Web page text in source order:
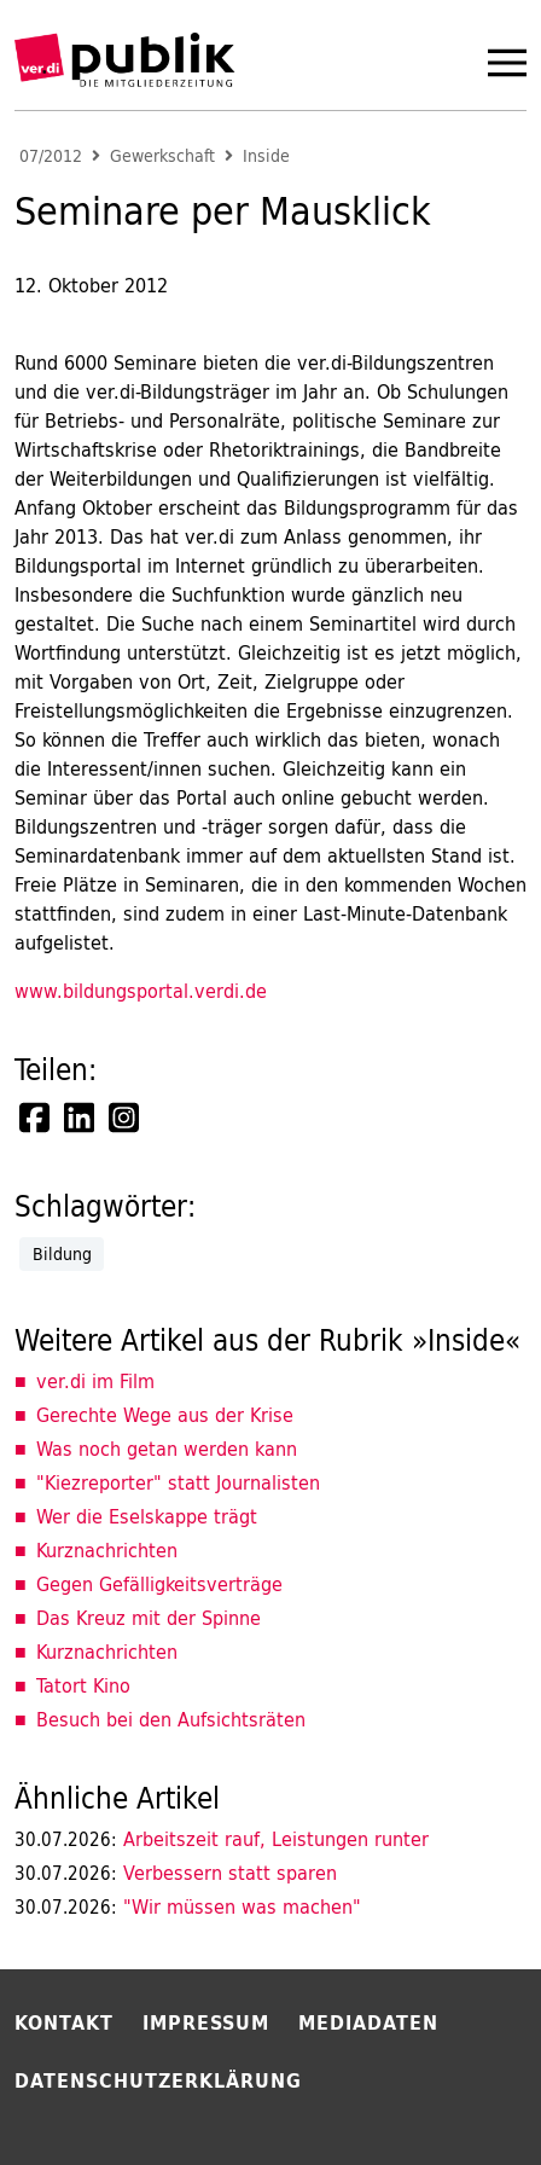
07/2012 Gewerkschaft Inside
Seminare per Mausklick
12. Oktober 2012
Rund 6000 Seminare bieten die ver.di-Bildungszentren
und die ver.di-Bildungsträger im Jahr an. Ob Schulungen
für Betriebs- und Personalräte, politische Seminare zur
Wirtschaftskrise oder Rhetoriktrainings, die Bandbreite
der Weiterbildungen und Qualifizierungen ist vielfältig.
Anfang Oktober erscheint das Bildungsprogramm für das
Jahr 2013. Das hat ver.di zum Anlass genommen, ihr
Bildungsportal im Internet gründlich zu überarbeiten.
Insbesondere die Suchfunktion wurde gänzlich neu
gestaltet. Die Suche nach einem Seminartitel wird durch
Wortfindung unterstützt. Gleichzeitig ist es jetzt möglich,
mit Vorgaben von Ort, Zeit, Zielgruppe oder
Freistellungsmöglichkeiten die Ergebnisse einzugrenzen.
So können die Treffer auch wirklich das bieten, wonach
die Interessent/innen suchen. Gleichzeitig kann ein
Seminar über das Portal auch online gebucht werden.
Bildungszentren und -träger sorgen dafür, dass die
Seminardatenbank immer auf dem aktuellsten Stand ist.
Freie Plätze in Seminaren, die in den kommenden Wochen
stattfinden, sind zudem in einer Last-Minute-Datenbank
aufgelistet.
www.bildungsportal.verdi.de
Teilen:
Schlagwörter:
Bildung
Weitere Artikel aus der Rubrik »Inside«
ver.di im Film
Gerechte Wege aus der Krise
Was noch getan werden kann
"Kiezreporter" statt Journalisten
Wer die Eselskappe trägt
Kurznachrichten
Gegen Gefälligkeitsverträge
Das Kreuz mit der Spinne
Kurznachrichten
Tatort Kino
Besuch bei den Aufsichtsräten
Ähnliche Artikel
30.07.2026: Arbeitszeit rauf, Leistungen runter
30.07.2026: Verbessern statt sparen
30.07.2026: "Wir müssen was machen"
KONTAKT IMPRESSUM
MEDIADATEN
DATENSCHUTZERKLÄRUNG